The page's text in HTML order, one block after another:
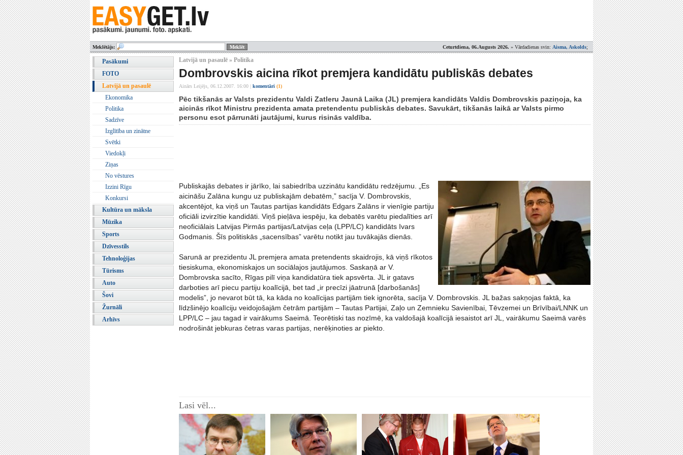
Ceturtdiena, 06.Augusts 2026. » Vārdadienas svin: Aisma, Askolds;
Meklētājs:
Pasākumi
FOTO
Latvijā un pasaulē
Ekonomika
Politika
Sadzīve
Izglītība un zinātne
Svētki
Viedokļi
Ziņas
No vēstures
Izzini Rīgu
Konkursi
Kultūra un māksla
Mūzika
Sports
Dzīvesstils
Tehnoloģijas
Tūrisms
Auto
Šovi
Žurnāli
Arhīvs
Latvijā un pasaulē » Politika
Dombrovskis aicina rīkot premjera kandidātu publiskās debates
Ainārs Leijējs, 06.12.2007. 16:00 komentāri (1)
Pēc tikšanās ar Valsts prezidentu Valdi Zatleru Jaunā Laika (JL) premjera kandidāts Valdis Dombrovskis paziņoja, ka
aicinās rīkot Ministru prezidenta amata pretendentu publiskās debates. Savukārt, tikšanās laikā ar Valsts pirmo
personu esot pārrunāti jautājumi, kurus risinās valdība.
Publiskajās debates ir jārīko, lai sabiedrība uzzinātu kandidātu redzējumu. „Es
aicināšu Zalāna kungu uz publiskajām debatēm,” sacīja V. Dombrovskis,
akcentējot, ka viņš un Tautas partijas kandidāts Edgars Zalāns ir vienīgie partiju
oficiāli izvirzītie kandidāti. Viņš pieļāva iespēju, ka debatēs varētu piedalīties arī
neoficiālais Latvijas Pirmās partijas/Latvijas ceļa (LPP/LC) kandidāts Ivars
Godmanis. Šīs politiskās „sacensības” varētu notikt jau tuvākajās dienās.
Sarunā ar prezidentu JL premjera amata pretendents skaidrojis, kā viņš rīkotos
tiesiskuma, ekonomiskajos un sociālajos jautājumos. Saskaņā ar V.
Dombrovska sacīto, Rīgas pilī viņa kandidatūra tiek apsvērta. JL ir gatavs
darboties arī piecu partiju koalīcijā, bet tad „ir precīzi jāatrunā [darbošanās]
modelis”, jo nevarot būt tā, ka kāda no koalīcijas partijām tiek ignorēta, sacīja V. Dombrovskis. JL bažas sakņojas faktā, ka
līdzšinējo koalīciju veidojošajām četrām partijām – Tautas Partijai, Zaļo un Zemnieku Savienībai, Tēvzemei un Brīvībai/LNNK un
LPP/LC – jau tagad ir vairākums Saeimā. Teorētiski tas nozīmē, ka valdošajā koalīcijā iesaistot arī JL, vairākumu Saeimā varēs
nodrošināt jebkuras četras varas partijas, nerēķinoties ar piekto.
Lasi vēl...